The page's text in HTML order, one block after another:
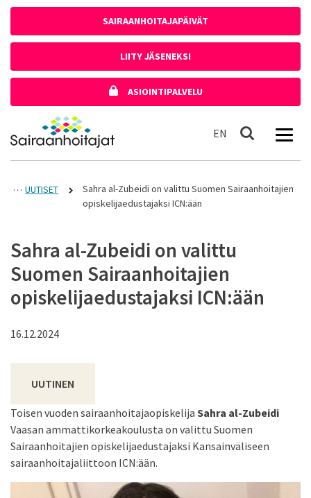
SAIRAANHOITAJAPÄIVÄT
LIITY JÄSENEKSI
ASIOINTIPALVELU
Etusivulle
EN In English
Haku
UUTISET
Sahra al-Zubeidi on valittu Suomen Sairaanhoitajien
opiskelijaedustajaksi ICN:ään
Sahra al-Zubeidi on valittu
Suomen Sairaanhoitajien
opiskelijaedustajaksi ICN:ään
16.12.2024
UUTINEN
Toisen vuoden sairaanhoitajaopiskelija Sahra al-Zubeidi
Vaasan ammattikorkeakoulusta on valittu Suomen
Sairaanhoitajien opiskelijaedustajaksi Kansainväliseen
sairaanhoitajaliittoon ICN:ään.